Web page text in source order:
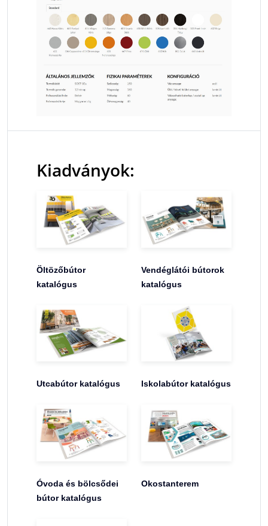
Kiadványok:
Öltözőbútor
katalógus
Vendéglátói bútorok
katalógus
Utcabútor katalógus Iskolabútor katalógus
Óvoda és bölcsődei
bútor katalógus
Okostanterem